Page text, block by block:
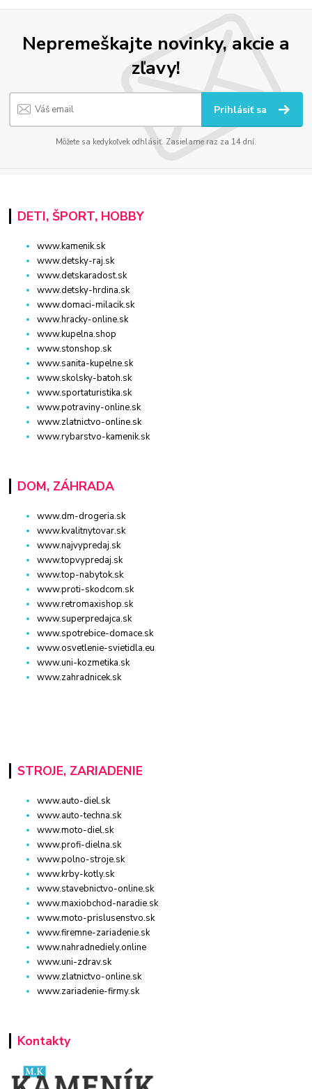
Nepremeškajte novinky, akcie a
zľavy!
Prihlásiť sa
Môžete sa kedykoľvek odhlásiť. Zasielame raz za 14 dní.
DETI, ŠPORT, HOBBY
www.kamenik.sk
www.detsky-raj.sk
www.detskaradost.sk
www.detsky-hrdina.sk
www.domaci-milacik.sk
www.hracky-online.sk
www.kupelna.shop
www.stonshop.sk
www.sanita-kupelne.sk
www.skolsky-batoh.sk
www.sportaturistika.sk
www.potraviny-online.sk
www.zlatnictvo-online.sk
www.rybarstvo-kamenik.sk
DOM, ZÁHRADA
www.dm-drogeria.sk
www.kvalitnytovar.sk
www.najvypredaj.sk
www.topvypredaj.sk
www.top-nabytok.sk
www.proti-skodcom.sk
www.retromaxishop.sk
www.superpredajca.sk
www.spotrebice-domace.sk
www.osvetlenie-svietidla.eu
www.uni-kozmetika.sk
www.zahradnicek.sk
STROJE, ZARIADENIE
www.auto-diel.sk
www.auto-techna.sk
www.moto-diel.sk
www.profi-dielna.sk
www.polno-stroje.sk
www.krby-kotly.sk
www.stavebnictvo-online.sk
www.maxiobchod-naradie.sk
www.moto-prislusenstvo.sk
www.firemne-zariadenie.sk
www.nahradnediely.online
www.uni-zdrav.sk
www.zlatnictvo-online.sk
www.zariadenie-firmy.sk
Kontakty